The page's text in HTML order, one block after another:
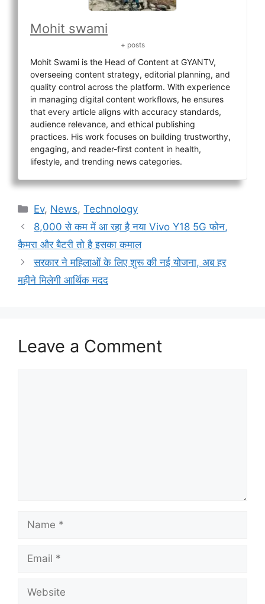
Mohit swami
+ posts
Mohit Swami is the Head of Content at GYANTV,
overseeing content strategy, editorial planning, and
quality control across the platform. With experience
in managing digital content workflows, he ensures
that every article aligns with accuracy standards,
audience relevance, and ethical publishing
practices. His work focuses on building trustworthy,
engaging, and reader-first content in health,
lifestyle, and trending news categories.
Categories
Ev, News,Technology
8,000 से कम में आ रहा है नया Vivo Y18 5G फोन,
कैमरा और बैटरी तो है इसका कमाल
सरकार ने महिलाओं के लिए शुरू की नई योजना, अब हर
महीने मिलेगी आर्थिक मदद
Leave a Comment